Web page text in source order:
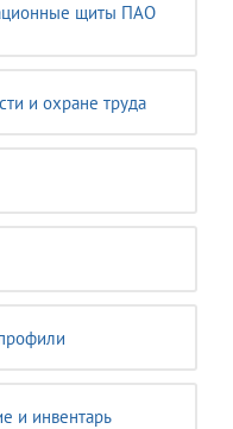
щиты ПАО
и охране труда
и инвентарь